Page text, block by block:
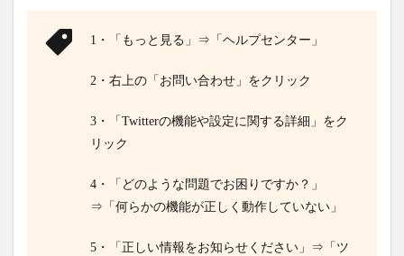
1・「もっと見る」⇒「ヘルプセンター」
2・右上の「お問い合わせ」をクリック
3・「Twitterの機能や設定に関する詳細」をク
リック
4・「どのような問題でお困りですか？」
⇒「何らかの機能が正しく動作していない」
5・「正しい情報をお知らせください」⇒「ツ